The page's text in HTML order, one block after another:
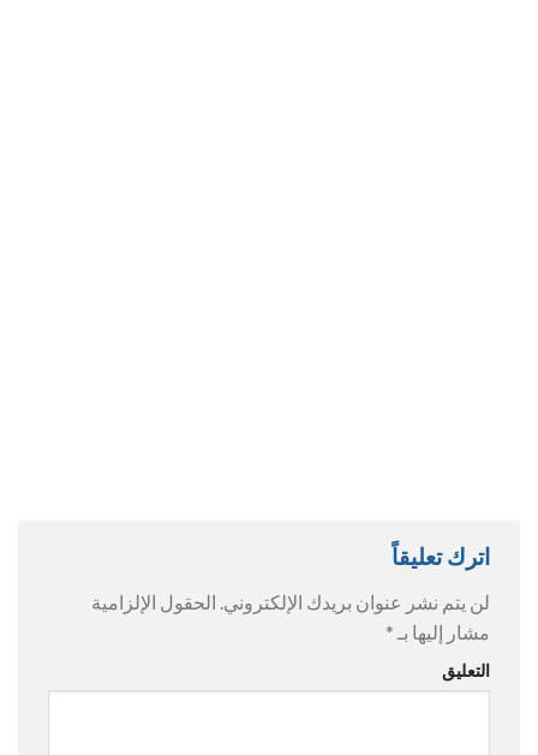
اترك تعليقاً
لن يتم نشر عنوان بريدك الإلكتروني. الحقول الإلزامية
مشار إليها بـ *
التعليق